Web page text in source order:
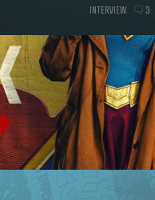
INTERVIEW 3